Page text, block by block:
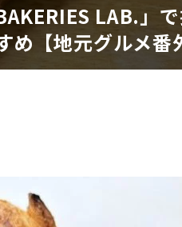
LAB.」で
【地元グルメ番